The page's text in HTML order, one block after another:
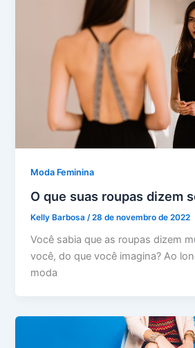
Moda Feminina
O que suas roupas dizem
Kelly Barbosa /28 de novembro de 2022
Você sabia que as roupas dizem
você, do que você imagina? Ao
moda